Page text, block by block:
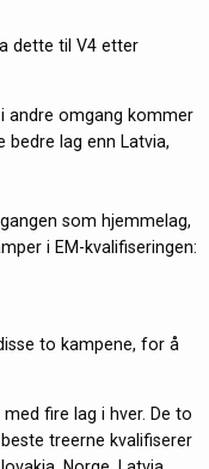
dette til V4 etter
andre omgang kommer
bedre lag enn Latvia,
som hjemmelag,
i EM-kvalifiseringen:
to kampene, for å
fire lag i hver. De to
treerne kvalifiserer